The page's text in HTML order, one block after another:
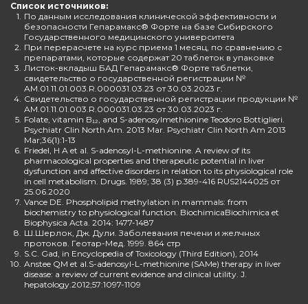
Список источников:
1. По данным исследования клинической эффективности и
безопасности Гепарамакс® Форте на базе Сибирского
Государственного медицинского университета
2. При перерасчете на курс приема 1 месяц, по сравнению с
препаратами, которые содержат 20 таблеток в упаковке
3. Листок-вкладыш БАД Гепарамакс® Форте таблетки,
свидетельство о государственной регистрации №
AM.01.11.01.003.R.000031.03.23 от 30.03.2023 г.
4. Свидетельство о государственной регистрации продукции №
AM.01.11.01.003.R.000031.03.23 от 30.03.2023 г.
5. Folate, vitamin B₁₂, and S-adenosylmethionine Teodoro Bottiglieri.
Psychiatr Clin North Am. 2013 Mar. Psychiatr Clin North Am 2013
Mar;36(1):1-13
6. Friedel, H A et al. S-adenosyl-L-methionine. A review of its
pharmacological properties and therapeutic potential in liver
dysfunction and affective disorders in relation to its physiological role
in cell metabolism. Drugs. 1989; 38 (3) p.389-416 RUS2144025 от
25.06.2020
7. Vance DE. Phospholipid methylation in mammals: from
biochemistry to physiological function. BiochimicaBiochimica et
Biophysica Acta. 2014: 1477-1487
8. Ш.Шерлок, Дж. Дули. Заболевания печени и желчных
протоков. Геотар-Мед. 1999. 864 стр
9. S.C. Gad, in Encyclopedia of Toxicology (Third Edition), 2014
10. Anstee QM et al.S-adenosyl-L-methionine (SAMe) therapy in liver
disease: a review of current evidence and clinical utility. J.
hepatology.2012;57:1097-1109